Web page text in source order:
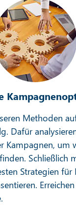
Methoden
Dafür
Kampagnen, um
Schließlich
Strategien für